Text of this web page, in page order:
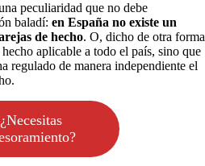
peculiaridad que no debe
baladí: en España no existe un
de hecho. O, dicho de otra
aplicable a todo el país, sino que
regulado de manera independiente el
¿Necesitas